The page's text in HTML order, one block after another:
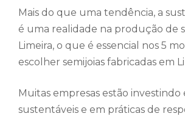
Mais do que uma tendência, a
é uma realidade na produção de
Limeira, o que é essencial nos 5
escolher semijoias fabricadas em
Muitas empresas estão investindo
sustentáveis e em práticas de